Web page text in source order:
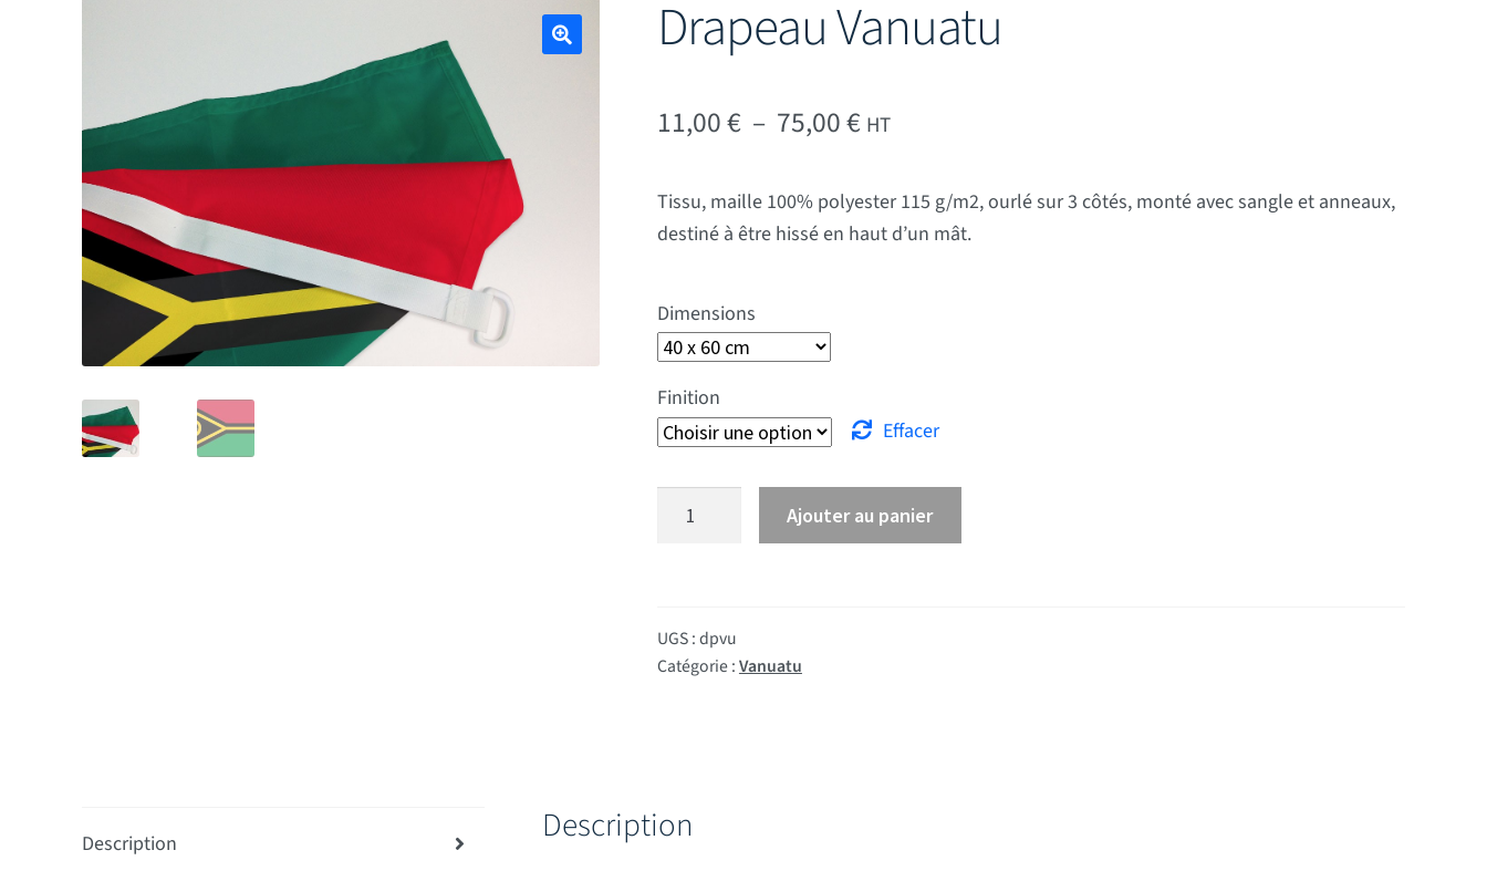
Drapeau Vanuatu
11,00€ – 75,00€Plage de prix : 11,00 € à 75,00 €
HT
Tissu, maille 100% polyester 115 g/m2, ourlé sur 3 côtés, monté avec sangle et anneaux,
destiné à être hissé en haut d’un mât.
Dimensions
Finition
Effacer
quantité de Drapeau Vanuatu
Ajouter au panier
UGS :dpvu
Catégorie :Vanuatu
Description Description